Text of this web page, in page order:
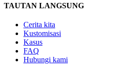
TAUTAN LANGSUNG
Cerita kita
Kustomisasi
Kasus
FAQ
Hubungi kami